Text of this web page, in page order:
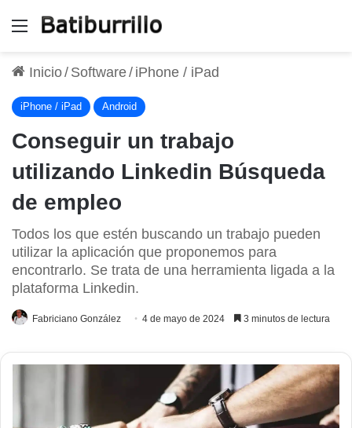
Menú
Inicio/ Software/ iPhone / iPad
iPhone / iPad Android
Conseguir un trabajo
utilizando Linkedin Búsqueda
de empleo
Todos los que estén buscando un trabajo pueden
utilizar la aplicación que proponemos para
encontrarlo. Se trata de una herramienta ligada a la
plataforma Linkedin.
Fabriciano González 4 de mayo de 2024 3 minutos de lectura